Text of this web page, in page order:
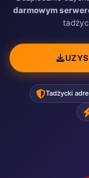
darmowym
Tadżycki